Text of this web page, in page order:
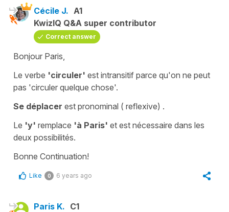
Cécile J. A1
KwizIQ Q&A super contributor
Correct answer
Bonjour Paris,
Le verbe 'circuler' est intransitif parce qu'on ne peut
pas 'circuler quelque chose'.
Se déplacer est pronominal ( reflexive) .
Le 'y' remplace 'à Paris' et est nécessaire dans les
deux possibilités.
Bonne Continuation!
Like 0 6 years ago
Paris K. C1